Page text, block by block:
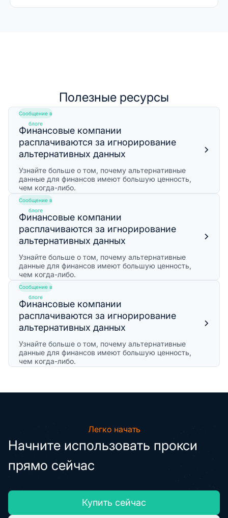
Полезные ресурсы
Сообщение в
блоге
Финансовые компании
расплачиваются за игнорирование
альтернативных данных
Узнайте больше о том, почему альтернативные
данные для финансов имеют большую ценность,
чем когда-либо.
Сообщение в
блоге
Финансовые компании
расплачиваются за игнорирование
альтернативных данных
Узнайте больше о том, почему альтернативные
данные для финансов имеют большую ценность,
чем когда-либо.
Сообщение в
блоге
Финансовые компании
расплачиваются за игнорирование
альтернативных данных
Узнайте больше о том, почему альтернативные
данные для финансов имеют большую ценность,
чем когда-либо.
Легко начать
Начните использовать прокси
прямо сейчас
Купить сейчас